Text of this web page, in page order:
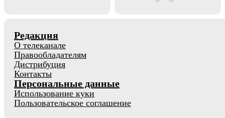
Редакция
О телеканале
Правообладателям
Дистрибуция
Контакты
Персональные данные
Использование куки
Пользовательское соглашение